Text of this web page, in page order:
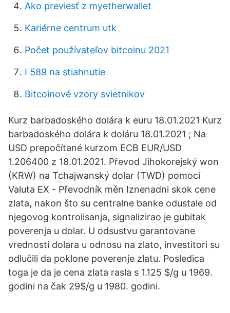
Ako previesť z myetherwallet
Kariérne centrum utk
Počet používateľov bitcoinu 2021
I 589 na stiahnutie
Bitcoinové vzory svietnikov
Kurz barbadoského dolára k euru 18.01.2021 Kurz
barbadoského dolára k doláru 18.01.2021 ; Na
USD prepočítané kurzom ECB EUR/USD
1.206400 z 18.01.2021. Převod Jihokorejský won
(KRW) na Tchajwanský dolar (TWD) pomocí
Valuta EX - Převodník měn Iznenadni skok cene
zlata, nakon što su centralne banke odustale od
njegovog kontrolisanja, signalizirao je gubitak
poverenja u dolar. U odsustvu garantovane
vrednosti dolara u odnosu na zlato, investitori su
odlučili da poklone poverenje zlatu. Posledica
toga je da je cena zlata rasla s 1.125 $/g u 1969.
godini na čak 29$/g u 1980. godini.